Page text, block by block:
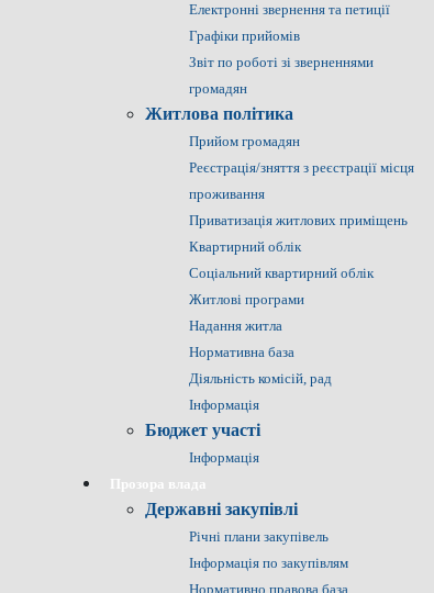
Електронні звернення та петиції
Графіки прийомів
Звіт по роботі зі зверненнями
громадян
Житлова політика
Прийом громадян
Реєстрація/зняття з реєстрації місця
проживання
Приватизація житлових приміщень
Квартирний облік
Соціальний квартирний облік
Житлові програми
Надання житла
Нормативна база
Діяльність комісій, рад
Інформація
Бюджет участі
Інформація
Прозора влада
Державні закупівлі
Річні плани закупівель
Інформація по закупівлям
Нормативно правова база